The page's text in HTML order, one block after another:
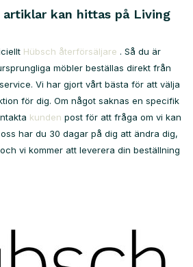
artiklar kan hittas på Living
Hübsch återförsäljare . Så du är
möbler beställas direkt från
Vi har gjort vårt bästa för att välja
för dig. Om något saknas en specifik
kunden post för att fråga om vi kan
har du 30 dagar på dig att ändra dig,
vi kommer att leverera din beställning